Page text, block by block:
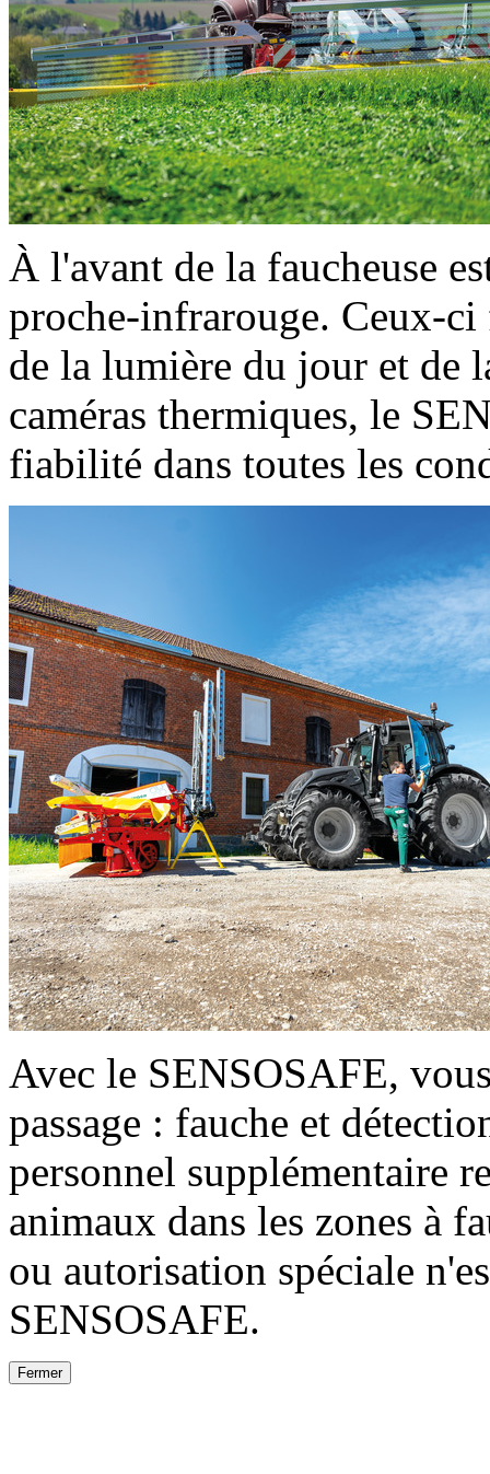
À l'avant de la faucheuse
proche-infrarouge. Ceux-
de la lumière du jour et de
caméras thermiques, le
fiabilité dans toutes les
Avec le SENSOSAFE,
passage : fauche et
personnel supplémentaire
animaux dans les zones à
ou autorisation spéciale
SENSOSAFE.
Fermer